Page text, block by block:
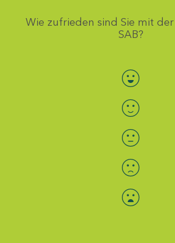
Wie zufrieden sind Sie mit
SAB?
Bewertung